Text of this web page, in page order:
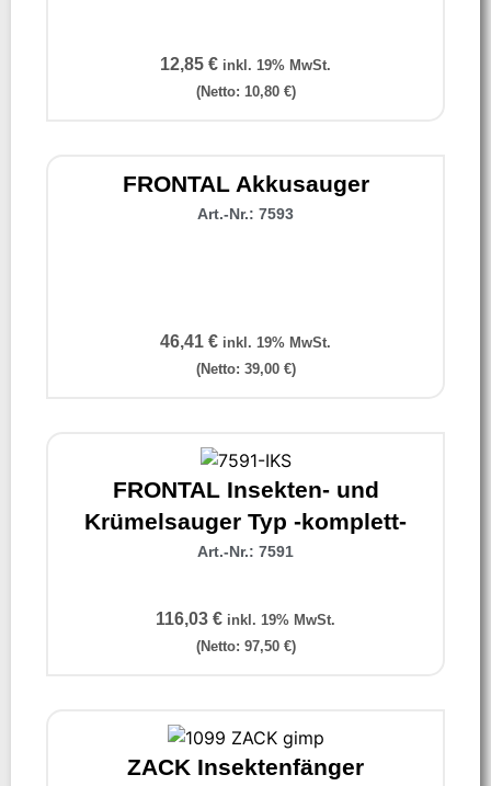
12,85 € inkl. 19% MwSt.
(Netto: 10,80 €)
FRONTAL Akkusauger
Art.-Nr.: 7593
46,41 € inkl. 19% MwSt.
(Netto: 39,00 €)
FRONTAL Insekten- und
Krümelsauger Typ -komplett-
Art.-Nr.: 7591
116,03 € inkl. 19% MwSt.
(Netto: 97,50 €)
ZACK Insektenfänger